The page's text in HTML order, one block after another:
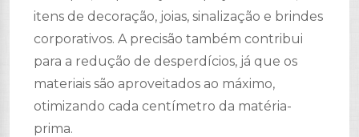
itens de decoração, joias, sinalização e brindes
corporativos. A precisão também contribui
para a redução de desperdícios, já que os
materiais são aproveitados ao máximo,
otimizando cada centímetro da matéria-
prima.